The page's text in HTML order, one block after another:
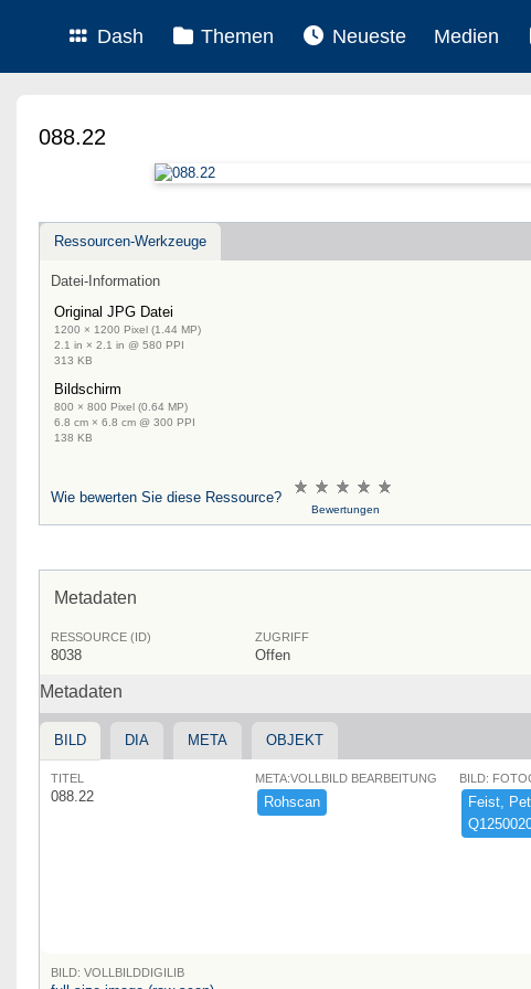
Dash Themen Neueste Medien
088.22
Ressourcen-Werkzeuge
Datei-Information
Original JPG Datei
1200 × 1200 Pixel (1.44 MP)
2.1 in × 2.1 in @ 580 PPI
313 KB
Bildschirm
800 × 800 Pixel (0.64 MP)
6.8 cm × 6.8 cm @ 300 PPI
138 KB
Wie bewerten Sie diese Ressource?
Bewertungen
Metadaten
RESSOURCE (ID)
8038
ZUGRIFF
Offen
Metadaten
BILD DIA META OBJEKT
TITEL
088.22
META:VOLLBILD BEARBEITUNG
Rohscan
BILD:
Feist,​
BILD: VOLLBILDDIGILIB